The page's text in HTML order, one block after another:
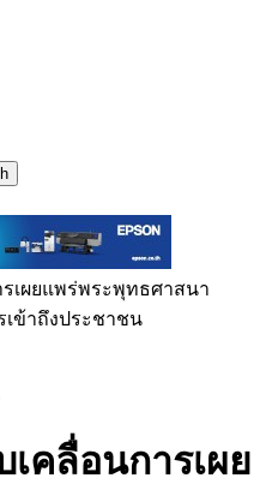
เผยแพร่พระพุทธศาสนา
ข้าถึงประชาชน
คลื่อนการเผย